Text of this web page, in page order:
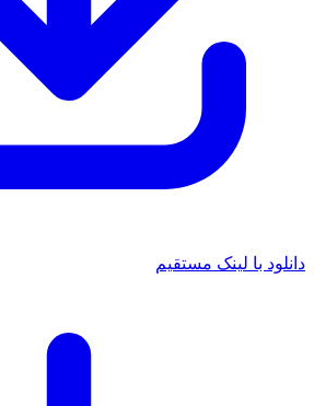
با لینک مستقیم